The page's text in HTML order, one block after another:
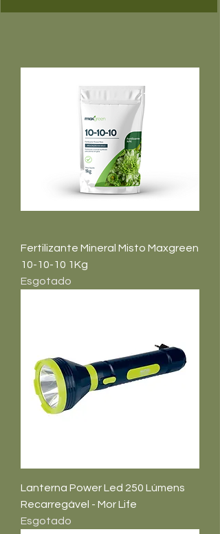
Fertilizante Mineral Misto Maxgreen
10-10-10 1Kg
Esgotado
Lanterna Power Led 250 Lúmens
Recarregável - Mor Life
Esgotado